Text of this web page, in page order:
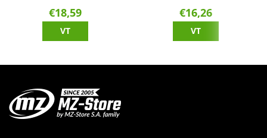
€18,59
VT
€16,26
VT